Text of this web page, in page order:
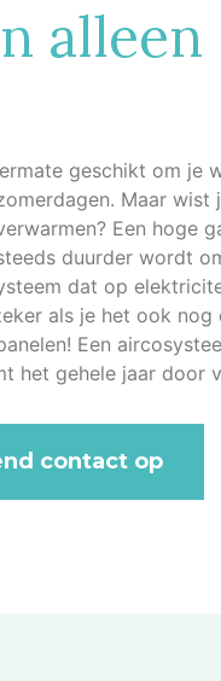
alleen
geschikt om je
Maar wist
Een hoge
duurder wordt
dat op
als je het ook nog
Een
het gehele jaar door
contact op